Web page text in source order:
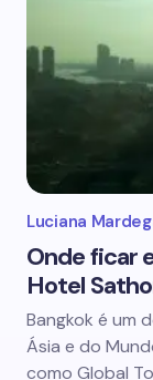
Luciana
Onde ficar
Hotel
Bangkok é um
Ásia e do
como Global